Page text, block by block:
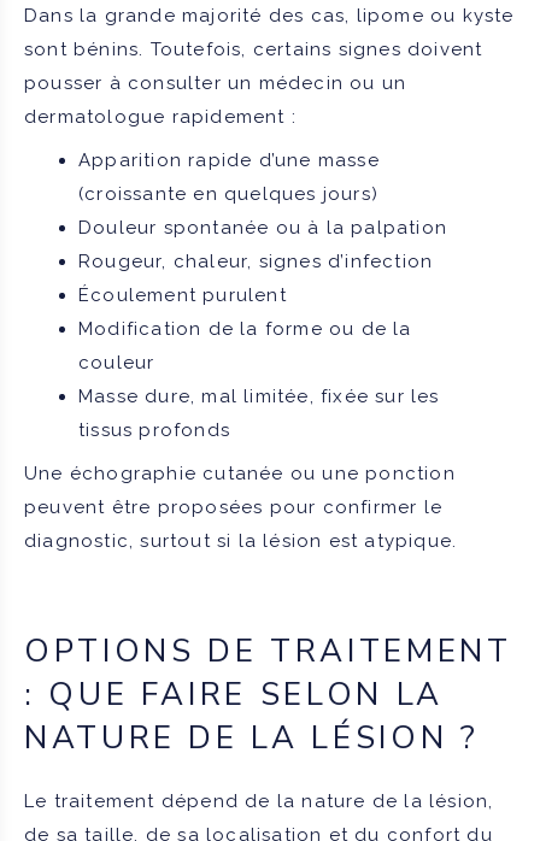
Dans la grande majorité des cas, lipome ou kyste
sont bénins. Toutefois, certains signes doivent
pousser à consulter un médecin ou un
dermatologue rapidement :
Apparition rapide d’une masse
(croissante en quelques jours)
Douleur spontanée ou à la palpation
Rougeur, chaleur, signes d’infection
Écoulement purulent
Modification de la forme ou de la
couleur
Masse dure, mal limitée, fixée sur les
tissus profonds
Une échographie cutanée ou une ponction
peuvent être proposées pour confirmer le
diagnostic, surtout si la lésion est atypique.
OPTIONS DE TRAITEMENT
: QUE FAIRE SELON LA
NATURE DE LA LÉSION ?
Le traitement dépend de la nature de la lésion,
de sa taille, de sa localisation et du confort du